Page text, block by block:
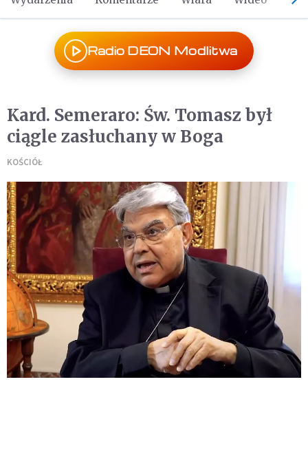
Radio DEON Modlitwa
Kard. Semeraro: Św. Tomasz był
ciągle zasłuchany w Boga
KOŚCIÓŁ